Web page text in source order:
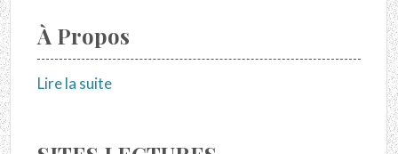
À Propos
Lire la suite